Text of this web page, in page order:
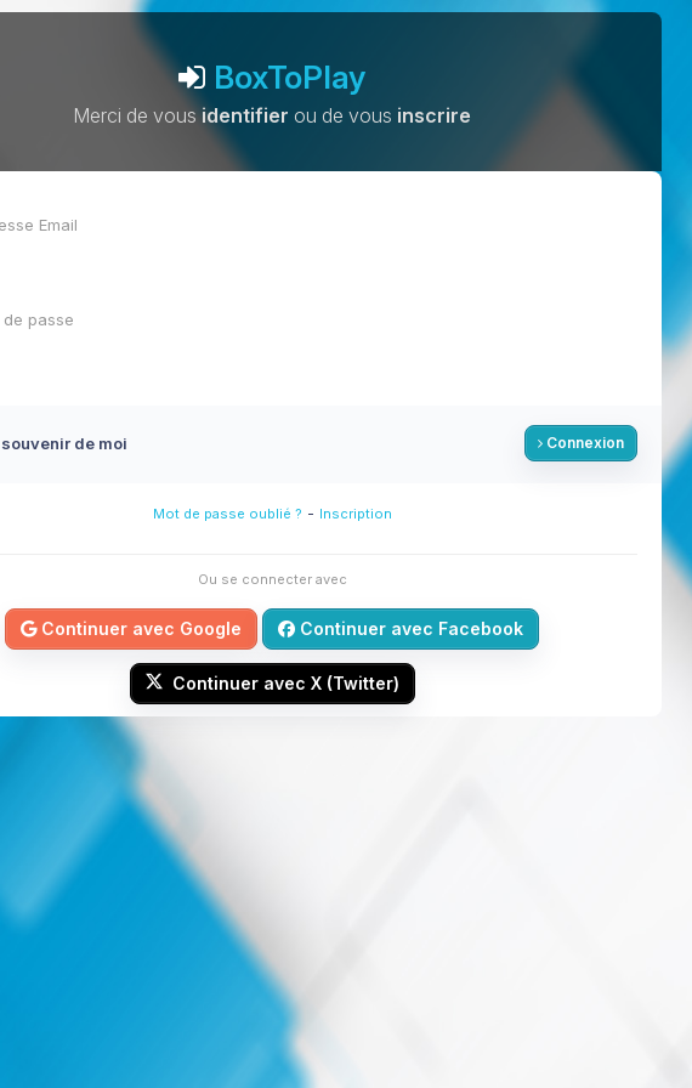
BoxToPlay
Merci de vousidentifier ou de vous inscrire
de moi Connexion
Mot de passe oublié ? - Inscription
Ou se connecter avec
Continuer avec Google Continuer avec Facebook
Continuer avec X (Twitter)